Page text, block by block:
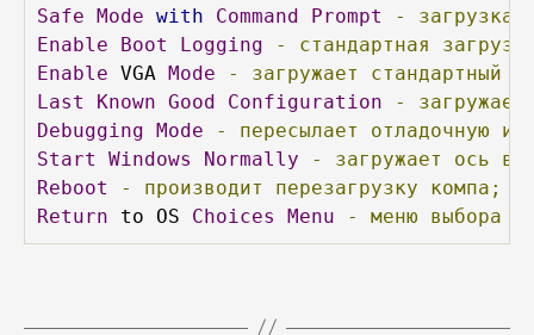
Safe Mode with Command Prompt - загрузка
Enable
Boot Logging - стандартная
Enable VGA Mode - загружает стандартный
Last
Known Good Configuration -
загружает
Debugging Mode - пересылает отладочную
Start
Windows Normally - загружает ось в
Reboot
- производит перезагрузку
компа;
Return to OS Choices Menu - меню выбора